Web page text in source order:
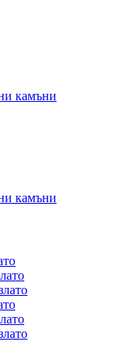
камъни
камъни